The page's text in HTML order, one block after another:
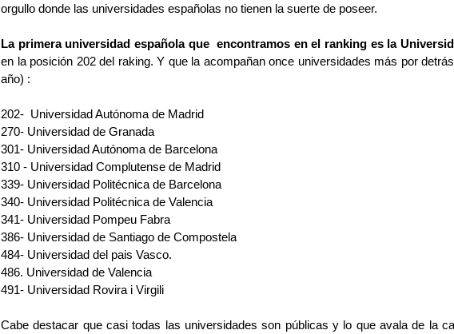
orgullo donde las universidades españolas no tienen la suerte de poseer.
La primera universidad española que  encontramos en el ranking es la
en la posición 202 del raking. Y que la acompañan once universidades más por
año) :
202-  Universidad Autónoma de Madrid
270- Universidad de Granada
301- Universidad Autónoma de Barcelona
310 - Universidad Complutense de Madrid
339- Universidad Politécnica de Barcelona
340- Universidad Politécnica de Valencia
341- Universidad Pompeu Fabra
386- Universidad de Santiago de Compostela
484- Universidad del pais Vasco.
486. Universidad de Valencia
491- Universidad Rovira i Virgili
Cabe destacar que casi todas las universidades son públicas y lo que avala de la